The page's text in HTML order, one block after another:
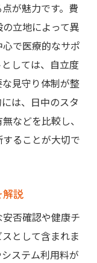
が魅力です。費
立地によって異
で医療的なサポ
しては、自立度
見守り体制が整
は、日中のスタ
などを比較し、
ることが大切で
解説
否確認や健康チ
として含まれま
ステム利用料が